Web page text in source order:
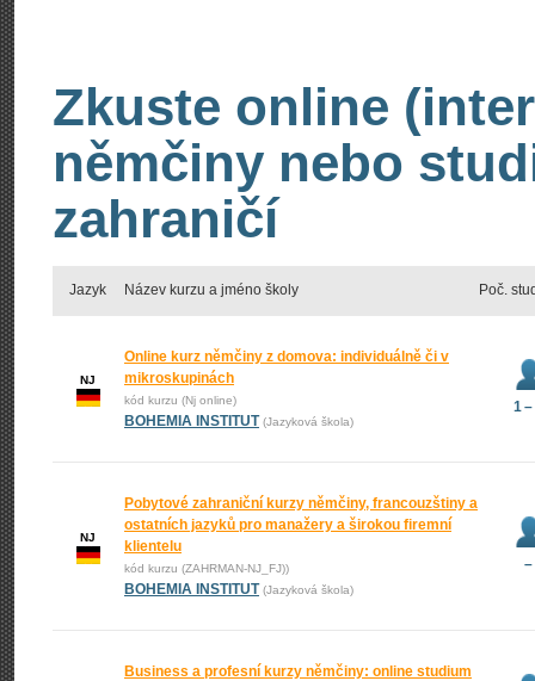
Zkuste online
němčiny nebo
zahraničí
Jazyk Název kurzu a jméno školy Poč.
NJ
Online kurz němčiny z domova: individuálně či v
mikroskupinách
kód kurzu (Nj online)
BOHEMIA INSTITUT (Jazyková škola)
1
NJ
Pobytové zahraniční kurzy němčiny, francouzštiny a
ostatních jazyků pro manažery a širokou firemní
klientelu
kód kurzu (ZAHRMAN-NJ_FJ))
BOHEMIA INSTITUT (Jazyková škola)
–
Business a profesní kurzy němčiny: online studium